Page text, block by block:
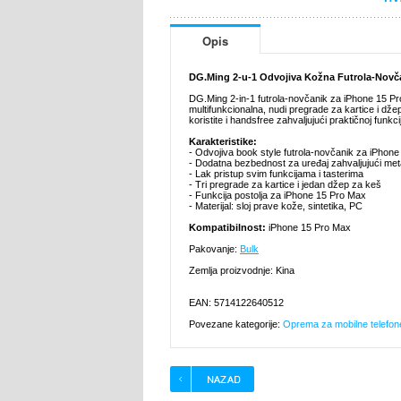
Opis
DG.Ming 2-u-1 Odvojiva Kožna Futrola-
DG.Ming 2-in-1 futrola-novčanik za iPhone 15
multifunkcionalna, nudi pregrade za kartice i
koristite i handsfree zahvaljujući praktičnoj
Karakteristike:
- Odvojiva book style futrola-novčanik za
- Dodatna bezbednost za uređaj zahvaljujući
- Lak pristup svim funkcijama i tasterima
- Tri pregrade za kartice i jedan džep za keš
- Funkcija postolja za iPhone 15 Pro Max
- Materijal: sloj prave kože, sintetika, PC
Kompatibilnost: iPhone 15 Pro Max
Pakovanje: Bulk
Zemlja proizvodnje: Kina
EAN: 5714122640512
Povezane kategorije: Oprema za mobilne